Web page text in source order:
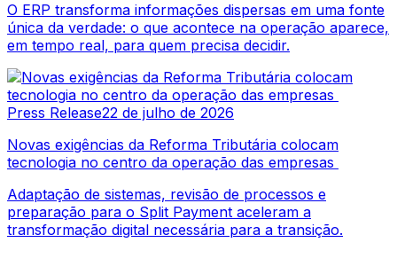
O ERP transforma informações dispersas em uma fonte
única da verdade: o que acontece na operação aparece,
em tempo real, para quem precisa decidir.
Press Release22 de julho de 2026
Novas exigências da Reforma Tributária colocam
tecnologia no centro da operação das empresas
Adaptação de sistemas, revisão de processos e
preparação para o Split Payment aceleram a
transformação digital necessária para a transição.